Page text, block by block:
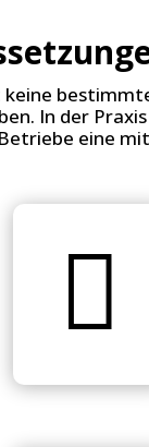
keine
In der
eine
